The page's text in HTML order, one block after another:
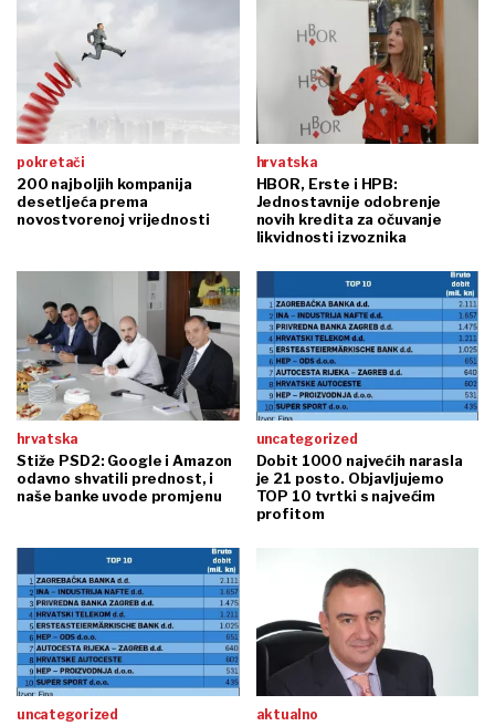
pokretači
200 najboljih kompanija
desetljeća prema
novostvorenoj vrijednosti
hrvatska
HBOR, Erste i HPB:
Jednostavnije odobrenje
novih kredita za očuvanje
likvidnosti izvoznika
hrvatska
Stiže PSD2: Google i Amazon
odavno shvatili prednost, i
naše banke uvode promjenu
uncategorized
Dobit 1000 najvećih narasla
je 21 posto. Objavljujemo
TOP 10 tvrtki s najvećim
profitom
uncategorized aktualno